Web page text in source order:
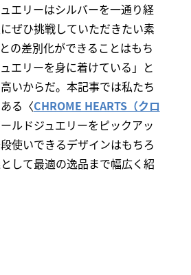
エリーはシルバーを一通り経
ぜひ挑戦していただきたい素
の差別化ができることはもち
エリーを身に着けている」と
いからだ。本記事では私たち
る〈CHROME HEARTS（クロ
ルドジュエリーをピックアッ
使いできるデザインはもちろ
して最適の逸品まで幅広く紹